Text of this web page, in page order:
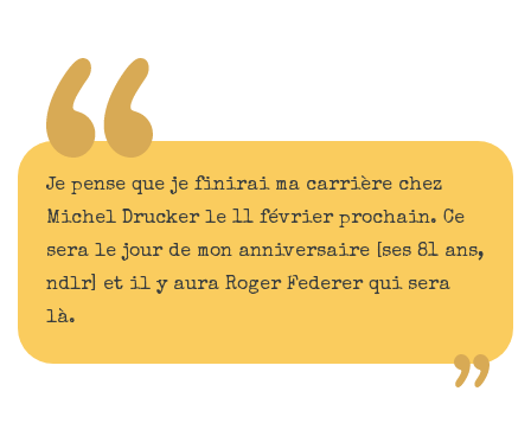
Je pense que je finirai ma carrière chez
Michel Drucker le 11 février prochain. Ce
sera le jour de mon anniversaire [ses 81 ans,
ndlr] et il y aura Roger Federer qui sera
là.